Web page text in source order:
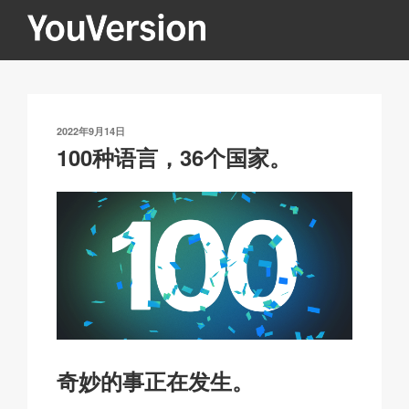
YOUVERSION
Seeking God every day.
发
于
2022年9月14日
100种语言，36个国家。
奇妙的事正在发生。